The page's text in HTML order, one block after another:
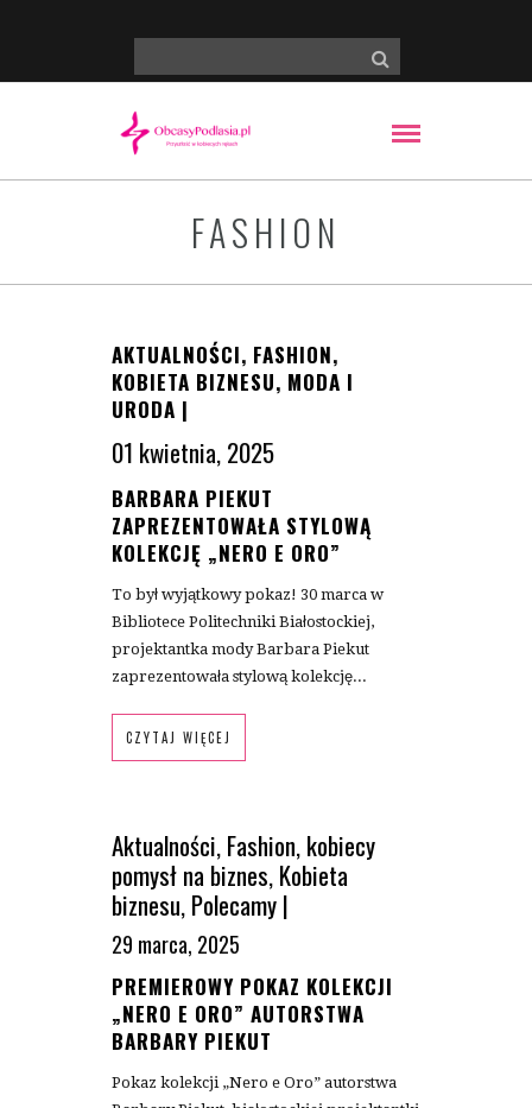
FASHION
AKTUALNOŚCI, FASHION,
KOBIETA BIZNESU, MODA I
URODA |
01 kwietnia, 2025
BARBARA PIEKUT
ZAPREZENTOWAŁA STYLOWĄ
KOLEKCJĘ „NERO E ORO”
To był wyjątkowy pokaz! 30 marca w
Bibliotece Politechniki Białostockiej,
projektantka mody Barbara Piekut
zaprezentowała stylową kolekcję...
CZYTAJ WIĘCEJ
Aktualności,Fashion,kobiecy
pomysł na biznes,Kobieta
biznesu,Polecamy|
29 marca, 2025
PREMIEROWY POKAZ KOLEKCJI
„NERO E ORO” AUTORSTWA
BARBARY PIEKUT
Pokaz kolekcji „Nero e Oro” autorstwa